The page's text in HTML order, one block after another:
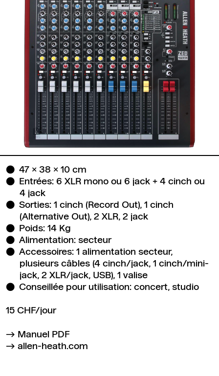
47 x 38 x 10 cm
Entrées: 6 XLR mono ou 6 jack + 4 cinch ou
4 jack
Sorties: 1 cinch (Record Out), 1 cinch
(Alternative Out), 2 XLR, 2 jack
Poids: 14 Kg
Alimentation: secteur
Accessoires: 1 alimentation secteur,
plusieurs câbles (4 cinch/jack, 1 cinch/mini-
jack, 2 XLR/jack, USB), 1 valise
Conseillée pour utilisation: concert, studio
15 CHF/jour
Manuel PDF
allen-heath.com